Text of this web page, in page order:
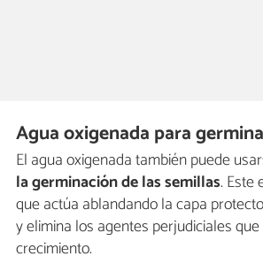
Agua oxigenada para
El agua oxigenada también puede
la germinación de las semillas. Este
que actúa ablandando la capa
y elimina los agentes perjudiciales
crecimiento.